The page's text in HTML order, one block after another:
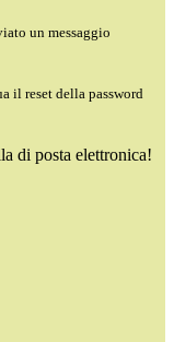
un messaggio
il reset della password
di posta elettronica!